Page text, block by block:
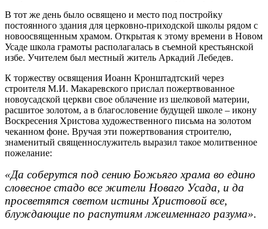
В тот же день было освящено и место под постройку
постоянного здания для церковно-приходской школы рядом с
новоосвященным храмом. Открытая к этому времени в Новом
Усаде школа грамоты располагалась в съемной крестьянской
избе. Учителем был местный житель Аркадий Лебедев.
К торжеству освящения Иоанн Кронштадтский через
строителя М.И. Макаревского прислал пожертвованное
новоусадской церкви свое облачение из шелковой материи,
расшитое золотом, а в благословение будущей школе – икону
Воскресения Христова художественного письма на золотом
чеканном фоне. Вручая эти пожертвования строителю,
знаменитый священнослужитель выразил такое молитвенное
пожелание:
«Да соберутся под сению Божьяго храма во едино
словесное стадо все жители Новаго Усада, и да
просветятся светом истины Христовой все,
блуждающие по распутиям лжеименнаго разума».